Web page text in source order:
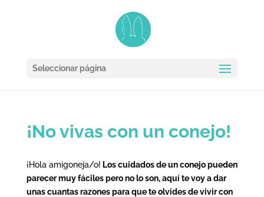
Seleccionar página
¡No vivas con un conejo!
¡Hola amigoneja/o! Los cuidados de un conejo pueden
parecer muy fáciles pero no lo son, aquí te voy a dar
unas cuantas razones para que te olvides de vivir con